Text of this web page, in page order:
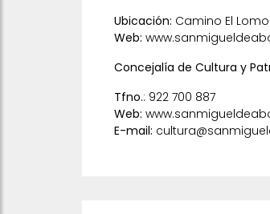
Ubicación: Camino El
Web:
Concejalía de Cultura y
Tfno.: 922 700 887
Web:
E-mail: